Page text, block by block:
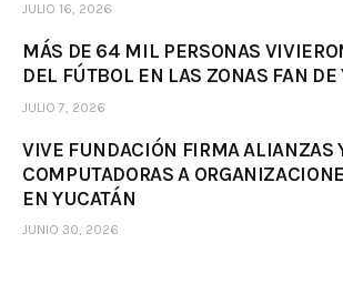
JULIO 16, 2026
MÁS DE 64 MIL PERSONAS
DEL FÚTBOL EN LAS ZONAS FAN DE
JULIO 7, 2026
VIVE FUNDACIÓN FIRMA ALIANZAS
COMPUTADORAS A
EN YUCATÁN
JUNIO 30, 2026